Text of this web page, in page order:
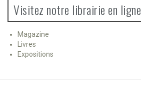
Visitez notre librairie en ligne
Magazine
Livres
Expositions